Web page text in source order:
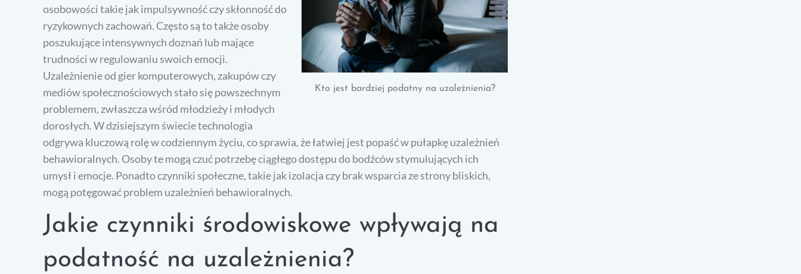
Kto jest bardziej podatny na uzależnienia?
osobowości takie jak impulsywność czy skłonność do
ryzykownych zachowań. Często są to także osoby
poszukujące intensywnych doznań lub mające
trudności w regulowaniu swoich emocji.
Uzależnienie od gier komputerowych, zakupów czy
mediów społecznościowych stało się powszechnym
problemem, zwłaszcza wśród młodzieży i młodych
dorosłych. W dzisiejszym świecie technologia
odgrywa kluczową rolę w codziennym życiu, co sprawia, że łatwiej jest popaść w pułapkę uzależnień
behawioralnych. Osoby te mogą czuć potrzebę ciągłego dostępu do bodźców stymulujących ich
umysł i emocje. Ponadto czynniki społeczne, takie jak izolacja czy brak wsparcia ze strony bliskich,
mogą potęgować problem uzależnień behawioralnych.
Jakie czynniki środowiskowe wpływają na
podatność na uzależnienia?